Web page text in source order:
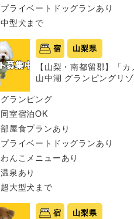
プライベートドッグランあり
中型犬まで
宿 山梨県
【山梨・南都留郡】「
山中湖 グランピングリゾ
グランピング
同室宿泊OK
部屋食プランあり
プライベートドッグランあり
わんこメニューあり
温泉あり
超大型犬まで
宿 山梨県